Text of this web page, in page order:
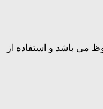
می باشد و استفاده از